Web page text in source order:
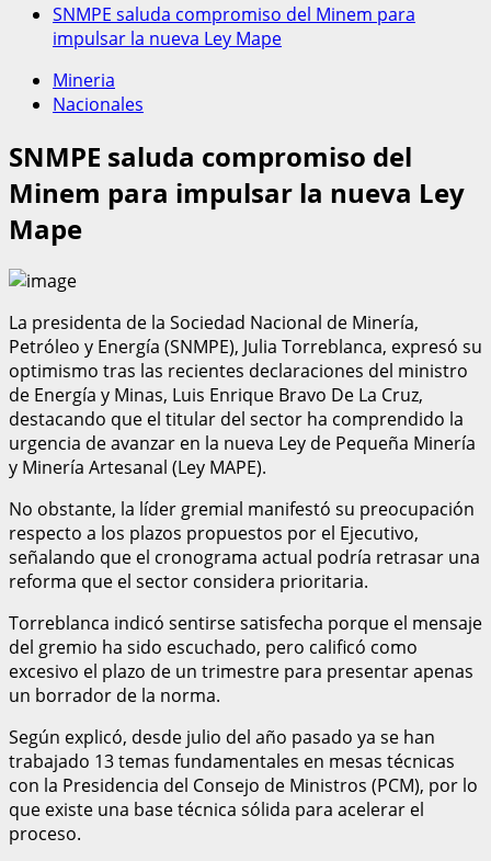
SNMPE saluda compromiso del Minem para
impulsar la nueva Ley Mape
Mineria
Nacionales
SNMPE saluda compromiso del
Minem para impulsar la nueva Ley
Mape
La presidenta de la Sociedad Nacional de Minería,
Petróleo y Energía (SNMPE), Julia Torreblanca, expresó su
optimismo tras las recientes declaraciones del ministro
de Energía y Minas, Luis Enrique Bravo De La Cruz,
destacando que el titular del sector ha comprendido la
urgencia de avanzar en la nueva Ley de Pequeña Minería
y Minería Artesanal (Ley MAPE).
No obstante, la líder gremial manifestó su preocupación
respecto a los plazos propuestos por el Ejecutivo,
señalando que el cronograma actual podría retrasar una
reforma que el sector considera prioritaria.
Torreblanca indicó sentirse satisfecha porque el mensaje
del gremio ha sido escuchado, pero calificó como
excesivo el plazo de un trimestre para presentar apenas
un borrador de la norma.
Según explicó, desde julio del año pasado ya se han
trabajado 13 temas fundamentales en mesas técnicas
con la Presidencia del Consejo de Ministros (PCM), por lo
que existe una base técnica sólida para acelerar el
proceso.